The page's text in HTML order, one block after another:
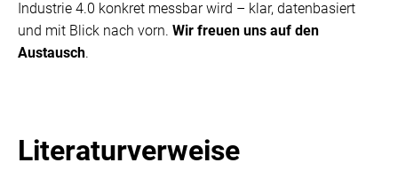
Industrie 4.0 konkret messbar wird – klar, datenbasiert
und mit Blick nach vorn. Wir freuen uns auf den
Austausch.
Literaturverweise